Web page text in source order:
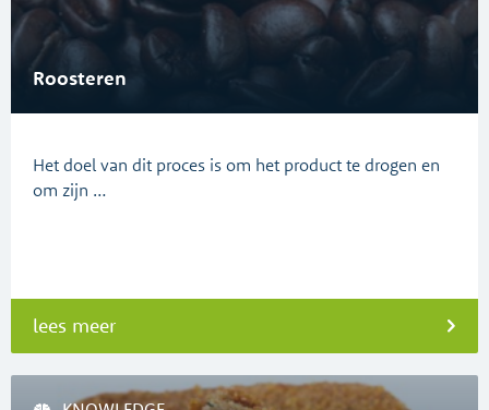
Roosteren
Het doel van dit proces is om het product te drogen en
om zijn …
lees meer